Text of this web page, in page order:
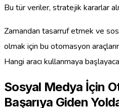
Bu tür veriler, stratejik kararlar
Zamandan tasarruf etmek ve
olmak için bu otomasyon
Hangi aracı kullanmaya
Sosyal Medya İçin
Başarıya Giden